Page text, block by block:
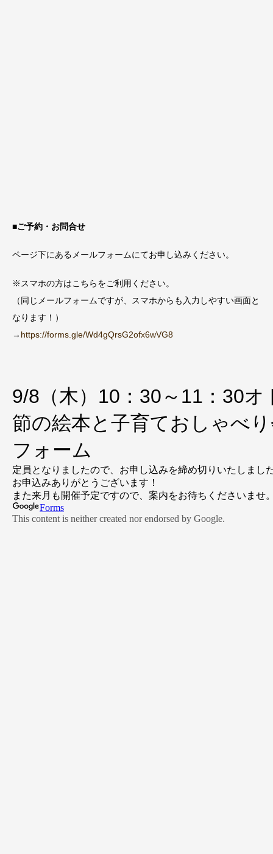
■ご予約・お問合せ
ページ下にあるメールフォームにてお申し込みください。
※スマホの方はこちらをご利用ください。
（同じメールフォームですが、スマホからも入力しやすい画面と
なります！）
→ https://forms.gle/Wd4gQrsG2ofx6wVG8